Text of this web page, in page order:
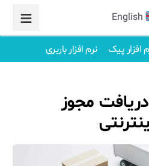
English
افزار پیک نرم افزار باربری
مجوز